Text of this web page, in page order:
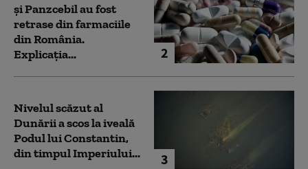
2
și Panzcebil au fost
retrase din farmaciile
din România.
Explicația...
3
Nivelul scăzut al
Dunării a scos la iveală
Podul lui Constantin,
din timpul Imperiului...